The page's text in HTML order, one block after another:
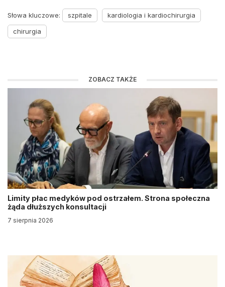
Słowa kluczowe: szpitale
kardiologia i kardiochirurgia
chirurgia
ZOBACZ TAKŻE
Limity płac medyków pod ostrzałem. Strona społeczna
żąda dłuższych konsultacji
7 sierpnia 2026